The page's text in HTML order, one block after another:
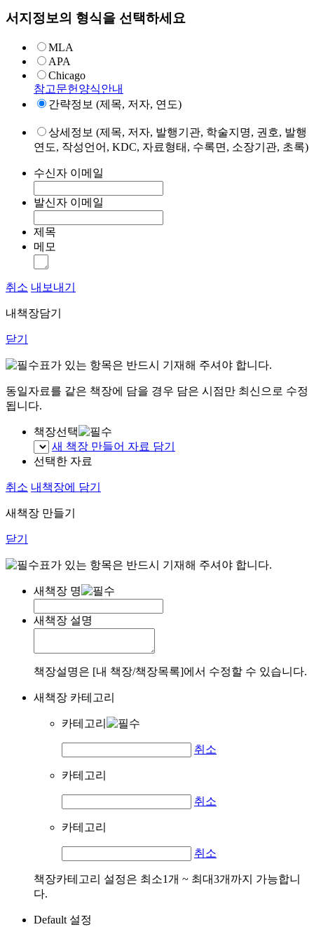
서지정보의 형식을 선택하세요
MLA
APA
Chicago
참고문헌양식안내
간략정보 (제목, 저자, 연도)
상세정보 (제목, 저자, 발행기관, 학술지명, 권호, 발행
연도, 작성언어, KDC, 자료형태, 수록면, 소장기관, 초록)
수신자 이메일
발신자 이메일
제목
메모
취소 내보내기
내책장담기
닫기
표가 있는 항목은 반드시 기재해 주셔야 합니다.
동일자료를 같은 책장에 담을 경우 담은 시점만 최신으로 수정
됩니다.
책장선택
새 책장 만들어 자료 담기
선택한 자료
취소 내책장에 담기
새책장 만들기
닫기
표가 있는 항목은 반드시 기재해 주셔야 합니다.
새책장 명
새책장 설명
책장설명은 [내 책장/책장목록]에서 수정할 수 있습니다.
새책장 카테고리
카테고리
취소
카테고리
취소
카테고리
취소
책장카테고리 설정은 최소1개 ~ 최대3개까지 가능합니
다.
Default 설정